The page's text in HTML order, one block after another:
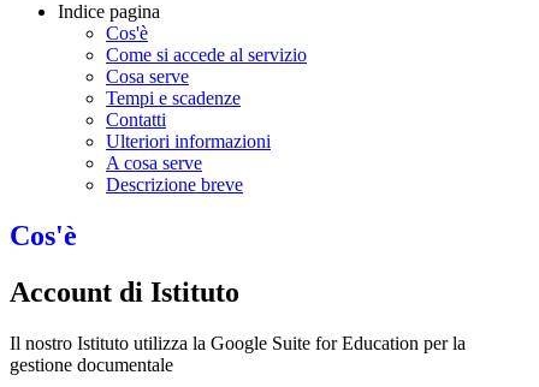
Indice pagina
Cos'è
Come si accede al servizio
Cosa serve
Tempi e scadenze
Contatti
Ulteriori informazioni
A cosa serve
Descrizione breve
Cos'è
Account di Istituto
Il nostro Istituto utilizza la Google Suite for Education per la
gestione documentale